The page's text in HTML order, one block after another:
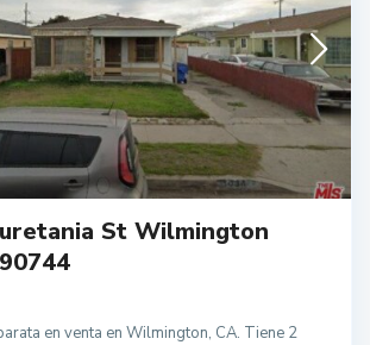
St Wilmington
en venta en Wilmington, CA. Tiene 2